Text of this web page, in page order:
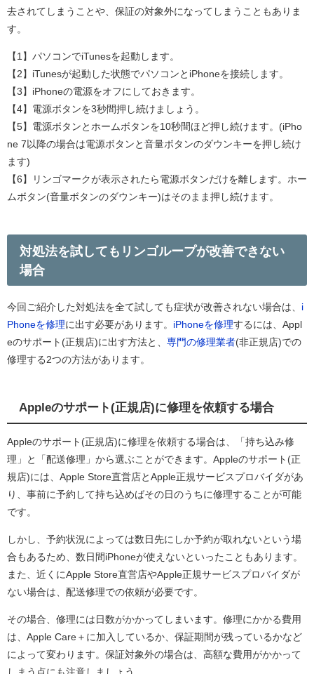
去されてしまうことや、保証の対象外になってしまうこともありま
す。
【1】パソコンでiTunesを起動します。
【2】iTunesが起動した状態でパソコンとiPhoneを接続します。
【3】iPhoneの電源をオフにしておきます。
【4】電源ボタンを3秒間押し続けましょう。
【5】電源ボタンとホームボタンを10秒間ほど押し続けます。(iPho
ne 7以降の場合は電源ボタンと音量ボタンのダウンキーを押し続け
ます)
【6】リンゴマークが表示されたら電源ボタンだけを離します。ホー
ムボタン(音量ボタンのダウンキー)はそのまま押し続けます。
対処法を試してもリンゴループが改善できない
場合
今回ご紹介した対処法を全て試しても症状が改善されない場合は、 i
Phoneを修理に出す必要があります。 iPhoneを修理するには、Appl
eのサポート(正規店)に出す方法と、 専門の修理業者(非正規店)での
修理する2つの方法があります。
Appleのサポート(正規店)に修理を依頼する場合
Appleのサポート(正規店)に修理を依頼する場合は、「持ち込み修
理」と「配送修理」から選ぶことができます。Appleのサポート(正
規店)には、Apple Store直営店とApple正規サービスプロバイダがあ
り、事前に予約して持ち込めばその日のうちに修理することが可能
です。
しかし、予約状況によっては数日先にしか予約が取れないという場
合もあるため、数日間iPhoneが使えないといったこともあります。
また、近くにApple Store直営店やApple正規サービスプロバイダが
ない場合は、配送修理での依頼が必要です。
その場合、修理には日数がかかってしまいます。修理にかかる費用
は、Apple Care＋に加入しているか、保証期間が残っているかなど
によって変わります。保証対象外の場合は、高額な費用がかかって